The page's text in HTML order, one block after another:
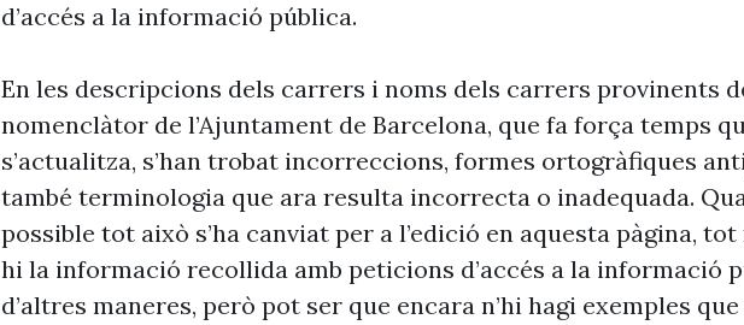
d’accés a la informació pública.
En les descripcions dels carrers i noms dels carrers provinents
nomenclàtor de l’Ajuntament de Barcelona, que fa força temps
s’actualitza, s’han trobat incorreccions, formes ortogràfiques
també terminologia que ara resulta incorrecta o inadequada.
possible tot això s’ha canviat per a l’edició en aquesta pàgina,
hi la informació recollida amb peticions d’accés a la informació
d’altres maneres, però pot ser que encara n’hi hagi exemples